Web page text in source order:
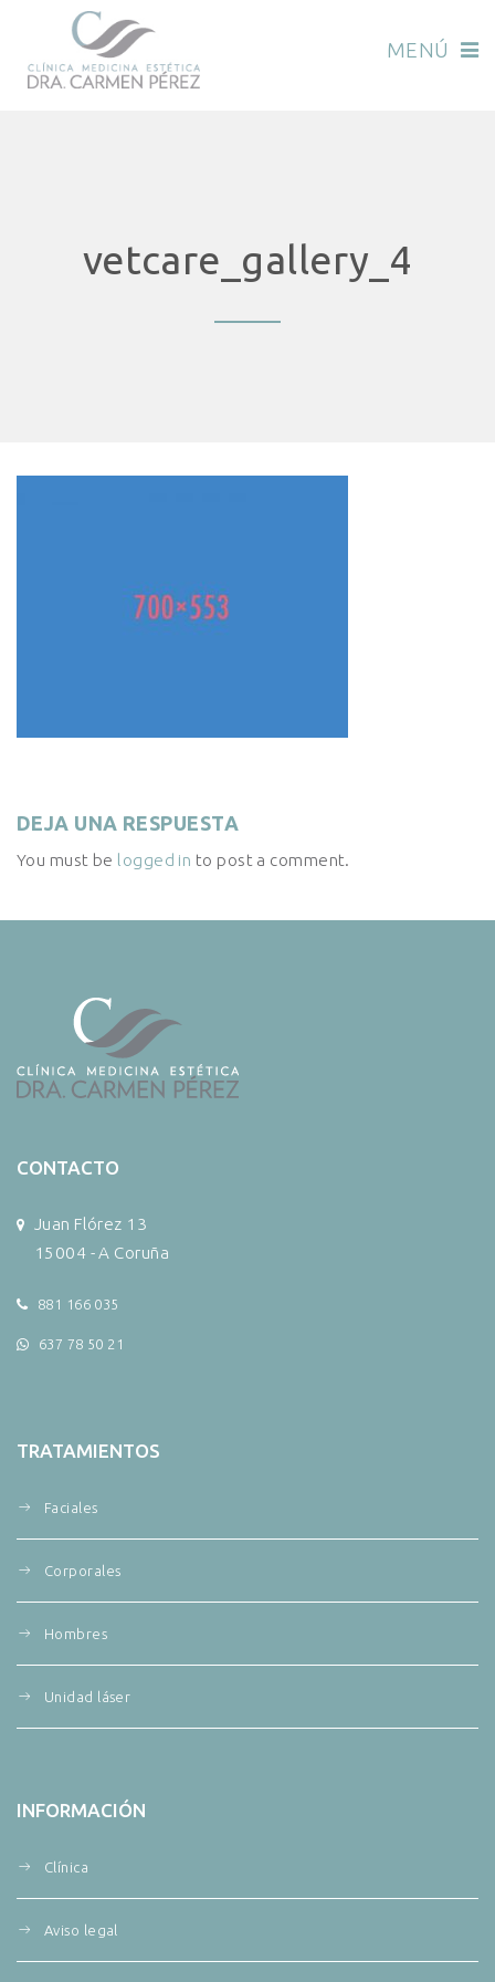
MENÚ
vetcare_gallery_4
DEJA UNA RESPUESTA
You must be logged in to post a comment.
CONTACTO
Juan Flórez 13
15004 - A Coruña
881 166 035
637 78 50 21
TRATAMIENTOS
Faciales
Corporales
Hombres
Unidad láser
INFORMACIÓN
Clínica
Aviso legal